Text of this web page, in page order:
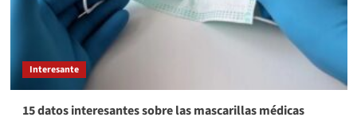
Interesante
15 datos interesantes sobre las mascarillas médicas